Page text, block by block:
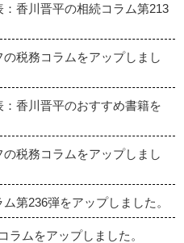
香川晋平の相続コラム第213
税務コラムをアップしまし
香川晋平のおすすめ書籍を
税務コラムをアップしまし
第236弾をアップしました。
ムをアップしました。